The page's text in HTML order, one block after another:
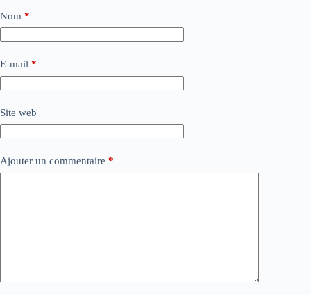
Nom *
E-mail *
Site web
Ajouter un commentaire *